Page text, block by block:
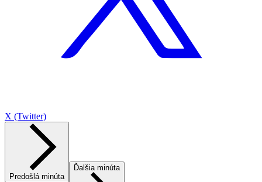
X (Twitter)
Predošlá minúta
Ďalšia minúta